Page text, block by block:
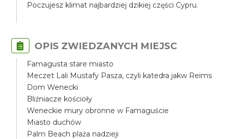
Poczujesz klimat najbardziej dzikiej części Cypru.
OPIS ZWIEDZANYCH MIEJSC
Famagusta stare miasto
Meczet Lali Mustafy Pasza, czyli katedra jakw Reims
Dom Wenecki
Bliźniacze kościoły
Weneckie mury obronne w Famaguście
Miasto duchów
Palm Beach plaża nadzieji